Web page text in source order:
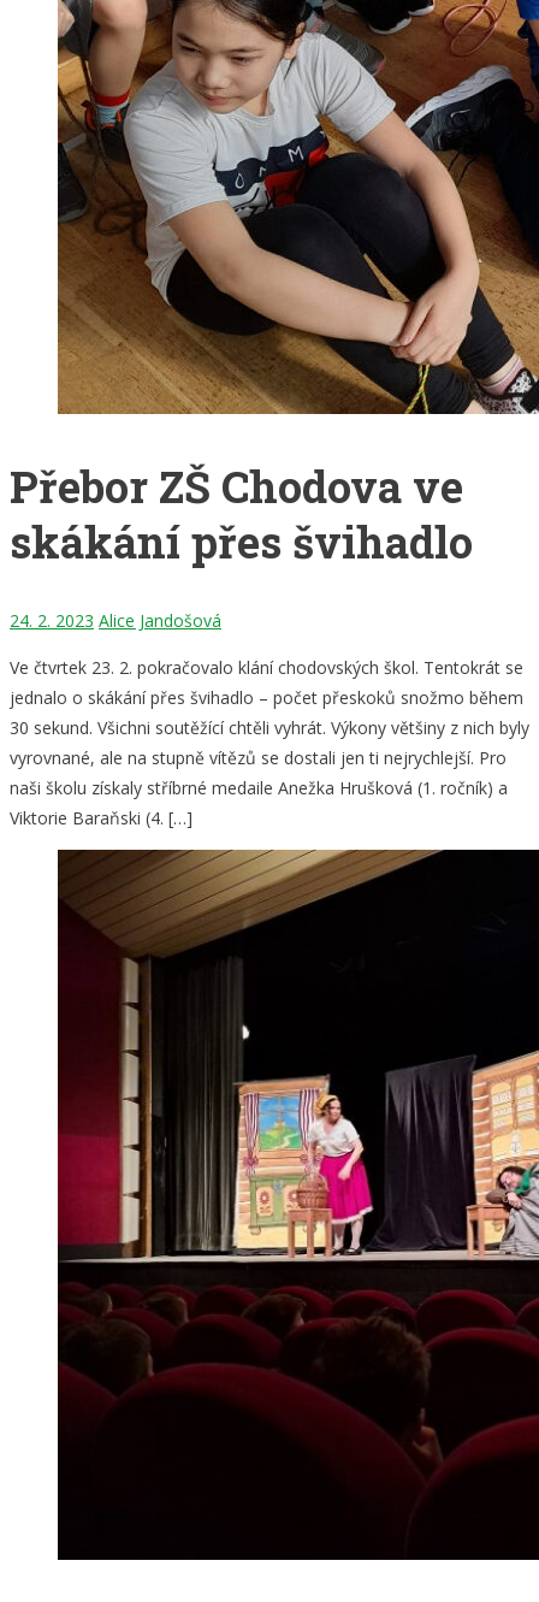
Přebor ZŠ Chodova ve
skákání přes švihadlo
24. 2. 2023 Alice Jandošová
Ve čtvrtek 23. 2. pokračovalo klání chodovských škol. Tentokrát se
jednalo o skákání přes švihadlo – počet přeskoků snožmo během
30 sekund. Všichni soutěžící chtěli vyhrát. Výkony většiny z nich byly
vyrovnané, ale na stupně vítězů se dostali jen ti nejrychlejší. Pro
naši školu získaly stříbrné medaile Anežka Hrušková (1. ročník) a
Viktorie Baraňski (4. […]